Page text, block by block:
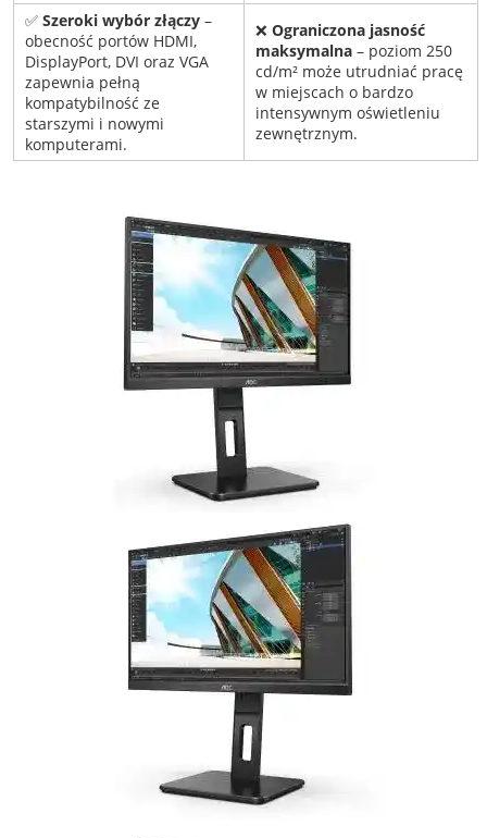
✅ Szeroki wybór złączy–
obecność portów HDMI,
DisplayPort, DVI oraz VGA
zapewnia pełną
kompatybilność ze
starszymi i nowymi
komputerami.
❌ Ograniczona jasność
maksymalna– poziom 250
cd/m² może utrudniać pracę
w miejscach o bardzo
intensywnym oświetleniu
zewnętrznym.